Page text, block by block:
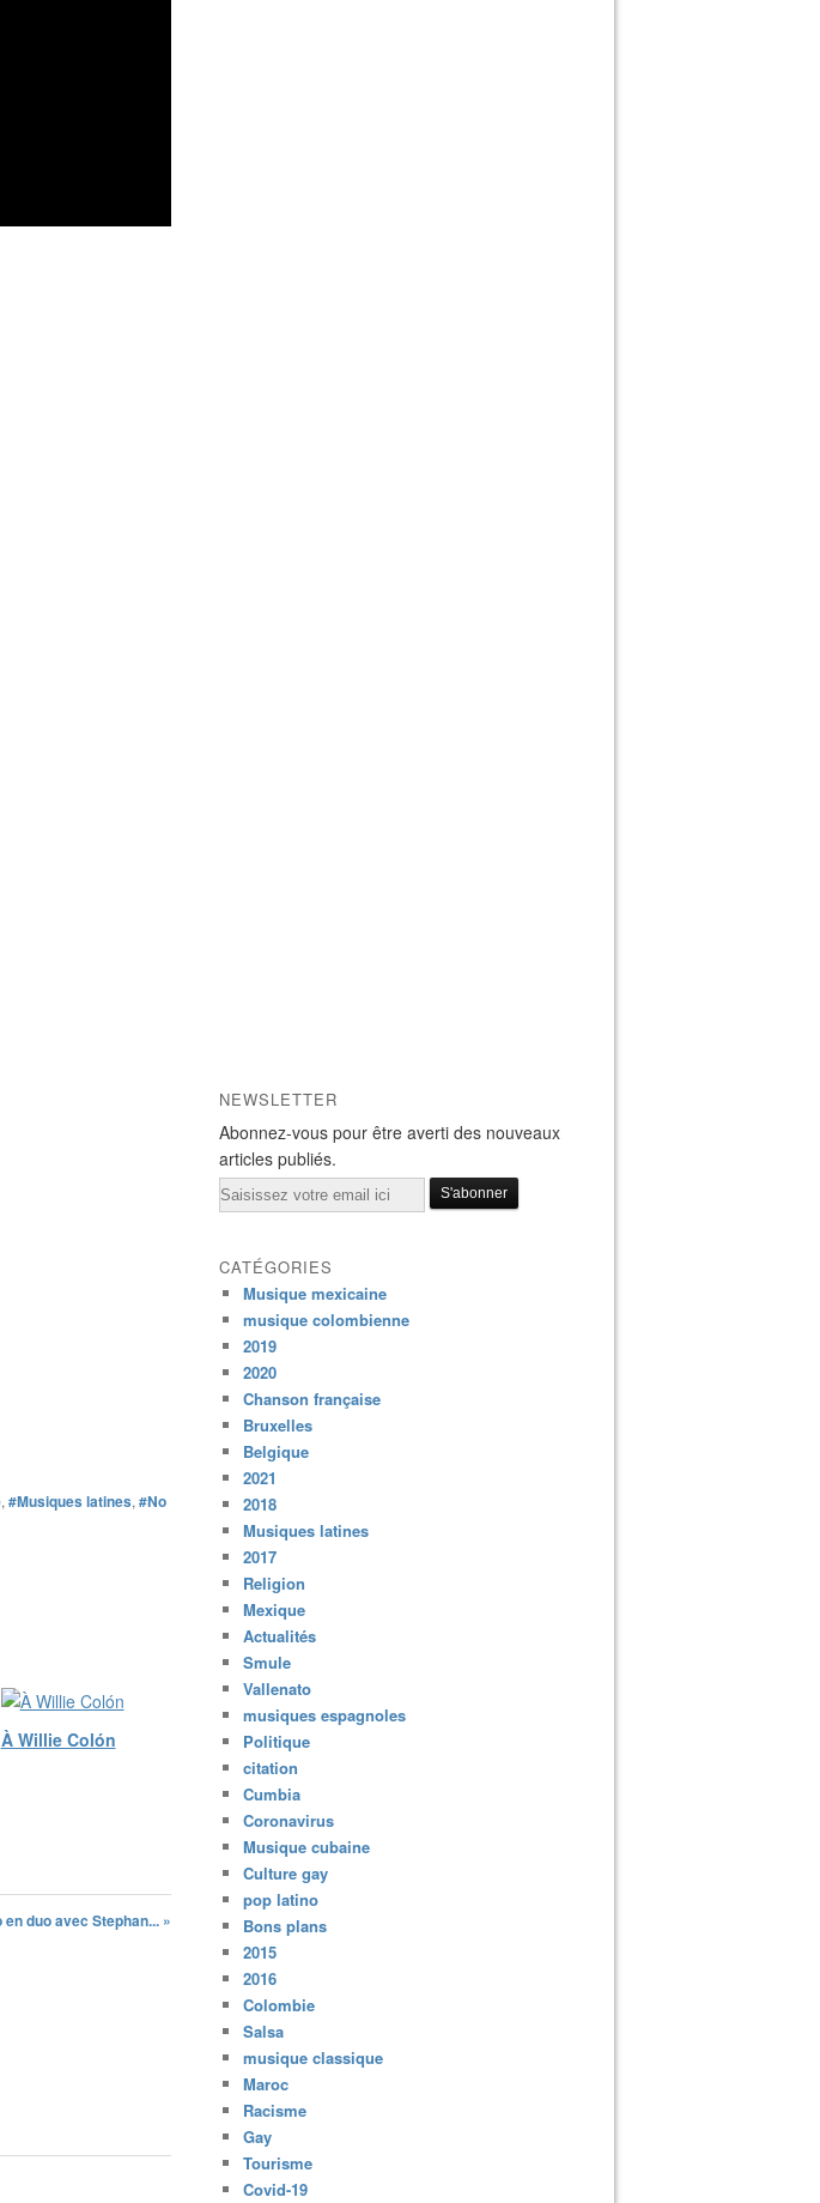
, #Musiques latines, #No
À Willie Colón
en duo avec Stephan... »
NEWSLETTER
Abonnez-vous pour être averti des nouveaux
articles publiés.
Email
CATÉGORIES
Musique mexicaine
musique colombienne
2019
2020
Chanson française
Bruxelles
Belgique
2021
2018
Musiques latines
2017
Religion
Mexique
Actualités
Smule
Vallenato
musiques espagnoles
Politique
citation
Cumbia
Coronavirus
Musique cubaine
Culture gay
pop latino
Bons plans
2015
2016
Colombie
Salsa
musique classique
Maroc
Racisme
Gay
Tourisme
Covid-19